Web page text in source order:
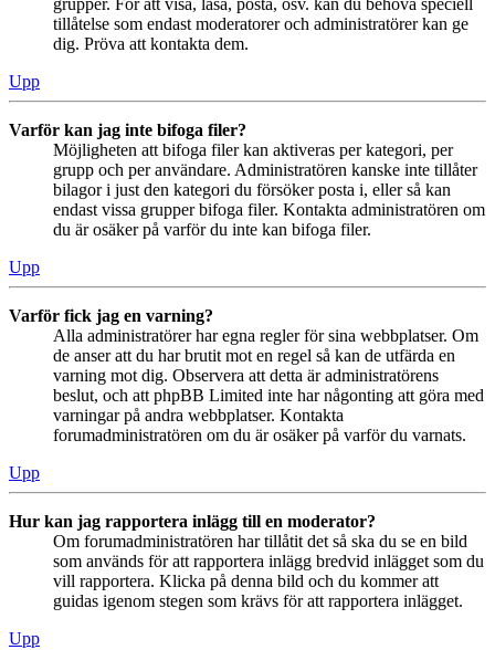
grupper. För att visa, läsa, posta, osv. kan du behöva speciell
tillåtelse som endast moderatorer och administratörer kan ge
dig. Pröva att kontakta dem.
Upp
Varför kan jag inte bifoga filer?
Möjligheten att bifoga filer kan aktiveras per kategori, per
grupp och per användare. Administratören kanske inte tillåter
bilagor i just den kategori du försöker posta i, eller så kan
endast vissa grupper bifoga filer. Kontakta administratören om
du är osäker på varför du inte kan bifoga filer.
Upp
Varför fick jag en varning?
Alla administratörer har egna regler för sina webbplatser. Om
de anser att du har brutit mot en regel så kan de utfärda en
varning mot dig. Observera att detta är administratörens
beslut, och att phpBB Limited inte har någonting att göra med
varningar på andra webbplatser. Kontakta
forumadministratören om du är osäker på varför du varnats.
Upp
Hur kan jag rapportera inlägg till en moderator?
Om forumadministratören har tillåtit det så ska du se en bild
som används för att rapportera inlägg bredvid inlägget som du
vill rapportera. Klicka på denna bild och du kommer att
guidas igenom stegen som krävs för att rapportera inlägget.
Upp